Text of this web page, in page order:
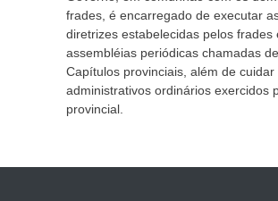
frades, é encarregado de executar
diretrizes estabelecidas pelos frades
assembléias periódicas chamadas de
Capítulos provinciais, além de cuidar
administrativos ordinários exercidos
provincial.